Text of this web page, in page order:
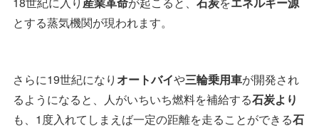
とする蒸気機関が現われます。
さらに19世紀になり オートバイや三輪乗用車が開発され
るようになると、人がいちいち燃料を補給する石炭より
も、1度入れてしまえば一定の距離を走ることができる石